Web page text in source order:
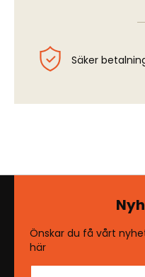
Säker
Önskar du få vårt
här